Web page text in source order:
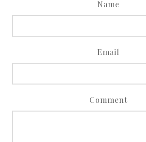
Name
Email
Comment